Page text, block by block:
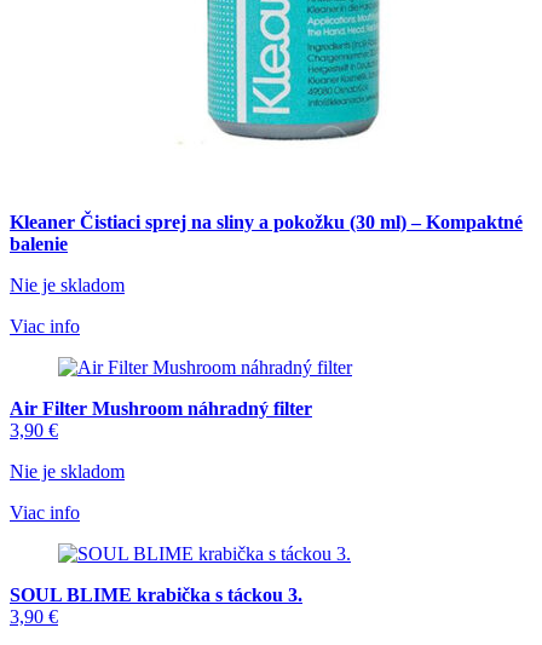
Kleaner Čistiaci sprej na sliny a pokožku (30 ml) – Kompaktné
balenie
Nie je skladom
Viac info
Air Filter Mushroom náhradný filter
3,90 €
Nie je skladom
Viac info
SOUL BLIME krabička s táckou 3.
3,90 €